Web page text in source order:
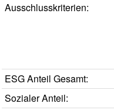
Ausschlusskriterien:
ESG Anteil Gesamt:
Sozialer Anteil: